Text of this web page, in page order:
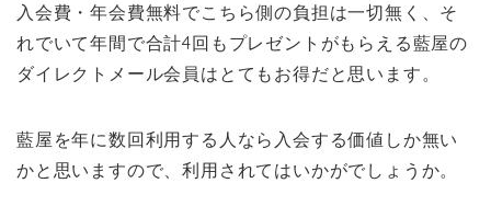
入会費・年会費無料でこちら側の負担は一切無く、そ
れでいて年間で合計4回もプレゼントがもらえる藍屋の
ダイレクトメール会員はとてもお得だと思います。
藍屋を年に数回利用する人なら入会する価値しか無い
かと思いますので、利用されてはいかがでしょうか。